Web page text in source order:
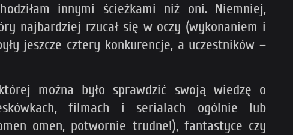
innymi ścieżkami niż oni. Niemniej,
najbardziej rzucał się w oczy (wykonaniem i
jeszcze cztery konkurencje, a uczestników –
można było sprawdzić swoją wiedzę o
filmach i serialach ogólnie lub
omen, potwornie trudne!), fantastyce czy